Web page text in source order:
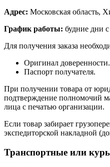
Адрес: Московская область,
График работы: будние дни
Для получения заказа
Оригинал доверенности.
Паспорт получателя.
При получении товара от
подтверждение полномочий
лица с печатью организации.
Если товар забирает
экспедиторской накладной
Транспортные или